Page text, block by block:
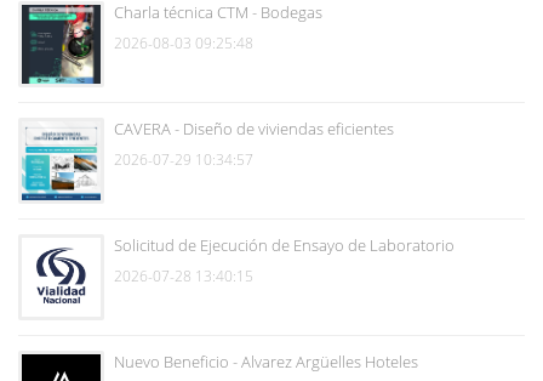
Charla técnica CTM - Bodegas
2026-08-03 09:25:48
CAVERA - Diseño de viviendas eficientes
2026-07-29 10:34:57
Solicitud de Ejecución de Ensayo de Laboratorio
2026-07-28 13:40:15
Nuevo Beneficio - Alvarez Argüelles Hoteles